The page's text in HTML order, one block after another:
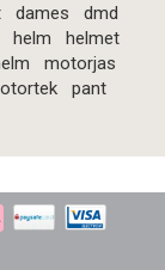
dames
dmd
helm
helmet
motorjas
pant